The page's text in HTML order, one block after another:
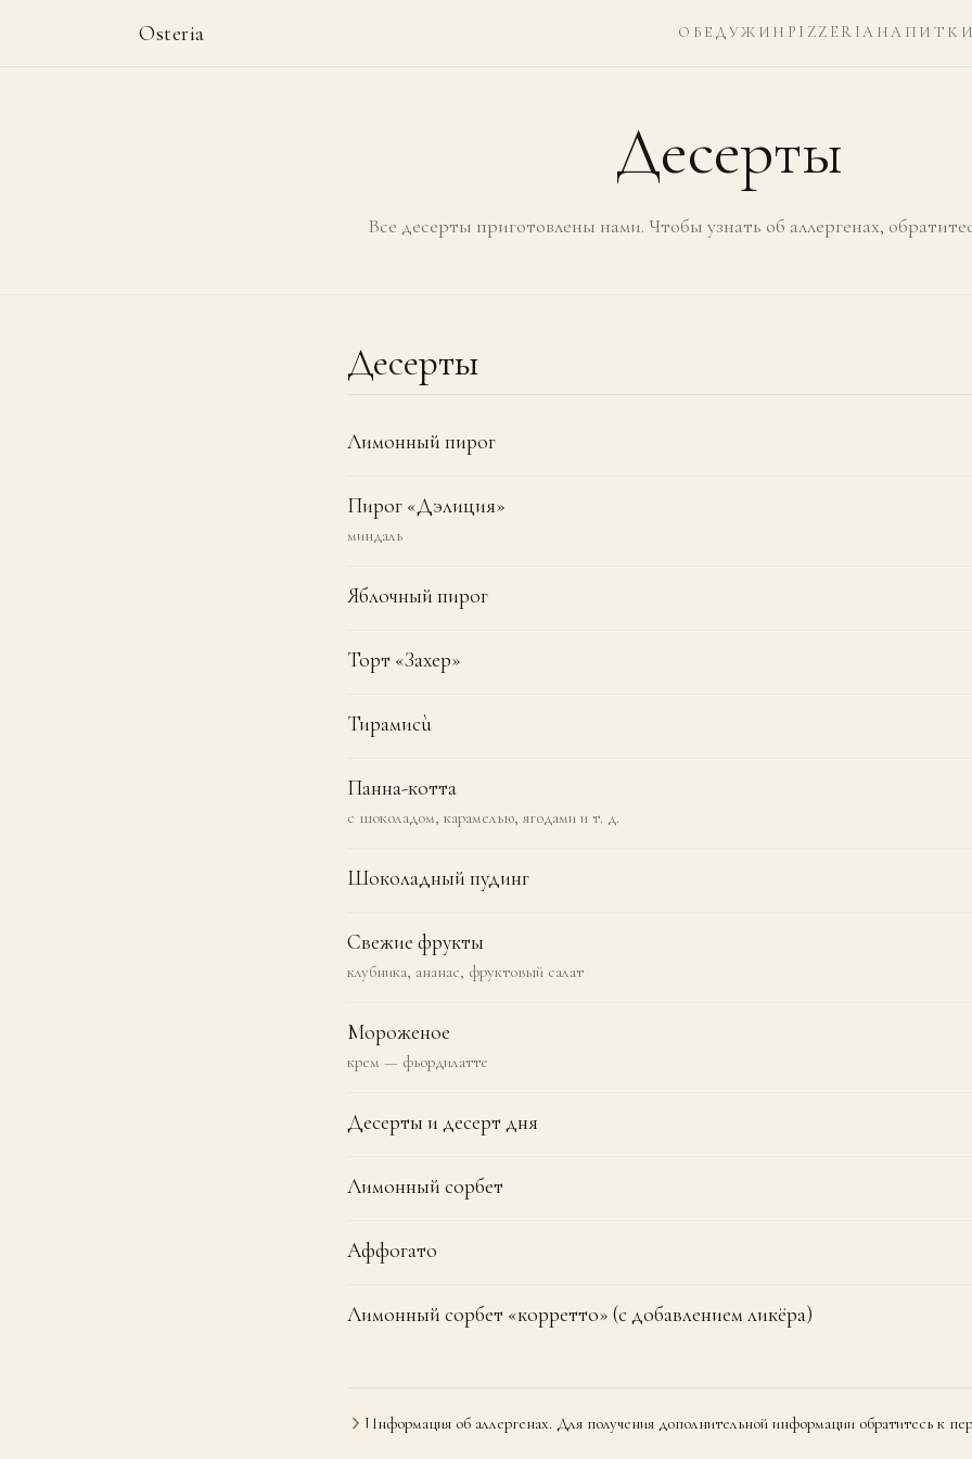
Osteria ОБЕДУЖИН PIZZERIA
Десерты
Все десерты приготовлены нами. Чтобы узнать об аллергенах,
Десерты
Лимонный пирог
Пирог «Дэлиция»
миндаль
Яблочный пирог
Торт «Захер»
Тирамисù
Панна-котта
с шоколадом, карамелью, ягодами и т. д.
Шоколадный пудинг
Свежие фрукты
клубника, ананас, фруктовый салат
Мороженое
крем — фьордилатте
Десерты и десерт дня
Лимонный сорбет
Аффогато
Лимонный сорбет «корретто» (с добавлением ликёра)
Информация об аллергенах. Для получения дополнительной информации обратитесь к